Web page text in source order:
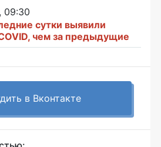
09:30
сутки выявили
чем за предыдущие
в Вконтакте